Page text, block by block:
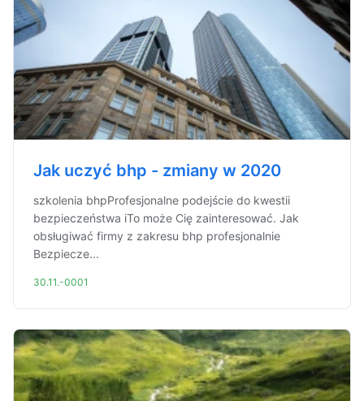
Jak uczyć bhp - zmiany w 2020
szkolenia bhpProfesjonalne podejście do kwestii
bezpieczeństwa iTo może Cię zainteresować. Jak
obsługiwać firmy z zakresu bhp profesjonalnie
Bezpiecze...
30.11.-0001